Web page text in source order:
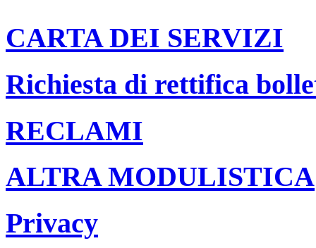
CARTA DEI SERVIZI
Richiesta di rettifica
RECLAMI
ALTRA MODULISTICA
Privacy